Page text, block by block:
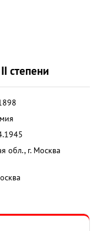
степени
обл., г. Москва